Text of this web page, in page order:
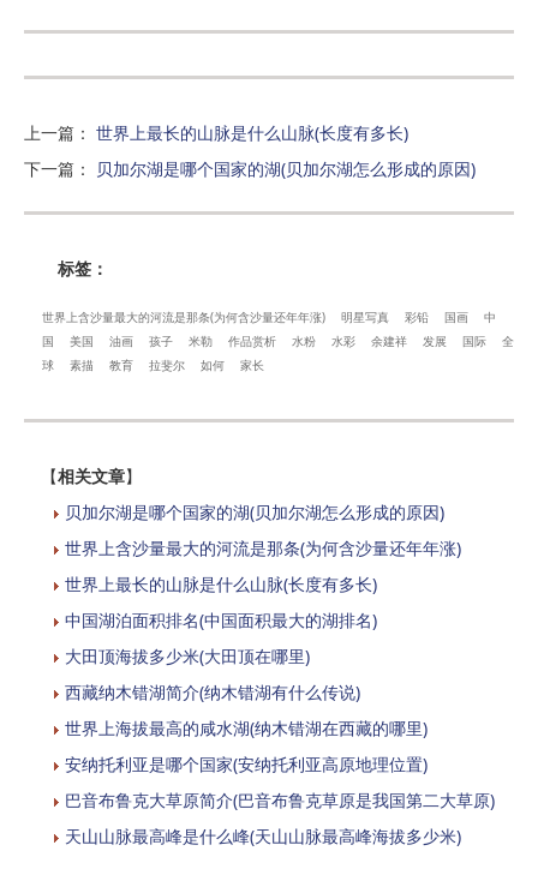
上一篇 ： 世界上最长的山脉是什么山脉(长度有多长)
下一篇 ： 贝加尔湖是哪个国家的湖(贝加尔湖怎么形成的原因)
标签：
世界上含沙量最大的河流是那条(为何含沙量还年年涨) 明星写真 彩铅 国画
中
国
美国 油画 孩子 米勒 作品赏析 水粉 水彩 余建祥 发展 国际
全
球
素描 教育 拉斐尔 如何 家长
【相关文章】
贝加尔湖是哪个国家的湖(贝加尔湖怎么形成的原因)
世界上含沙量最大的河流是那条(为何含沙量还年年涨)
世界上最长的山脉是什么山脉(长度有多长)
中国湖泊面积排名(中国面积最大的湖排名)
大田顶海拔多少米(大田顶在哪里)
西藏纳木错湖简介(纳木错湖有什么传说)
世界上海拔最高的咸水湖(纳木错湖在西藏的哪里)
安纳托利亚是哪个国家(安纳托利亚高原地理位置)
巴音布鲁克大草原简介(巴音布鲁克草原是我国第二大草原)
天山山脉最高峰是什么峰(天山山脉最高峰海拔多少米)